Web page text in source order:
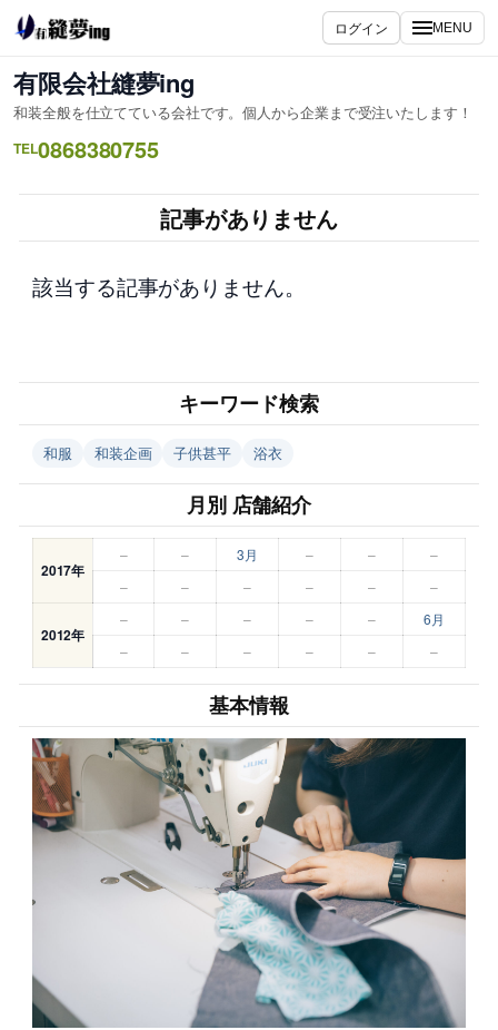
内
容
を
ス
キ
ッ
ログイン MENU
有限会社縫夢ing
和装全般を仕立てている会社です。個人から企業まで受注いたします！
TEL0868380755
記事がありません
該当する記事がありません。
キーワード検索
和服 和装企画 子供甚平 浴衣
月別 店舗紹介
2017年
– – 3月 – –
–
–
– – – – –
2012年
– – – – –
6月
–
– – – – –
基本情報